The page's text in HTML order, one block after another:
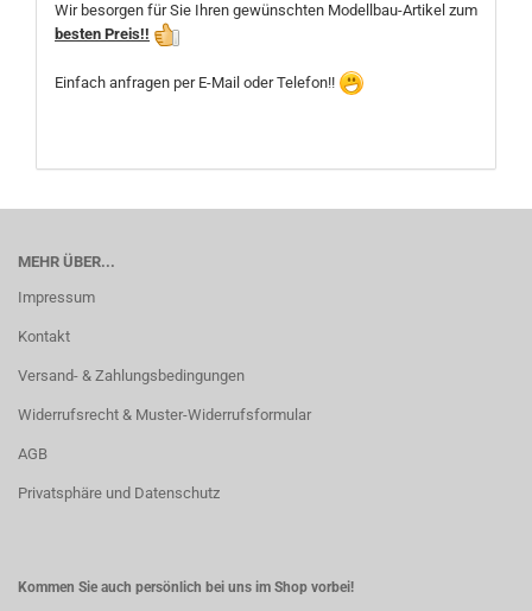
Wir besorgen für Sie Ihren gewünschten Modellbau-Artikel zum
besten Preis!!
Einfach anfragen per E-Mail oder Telefon!!
MEHR ÜBER...
Impressum
Kontakt
Versand- & Zahlungsbedingungen
Widerrufsrecht & Muster-Widerrufsformular
AGB
Privatsphäre und Datenschutz
Kommen Sie auch persönlich bei uns im Shop vorbei!